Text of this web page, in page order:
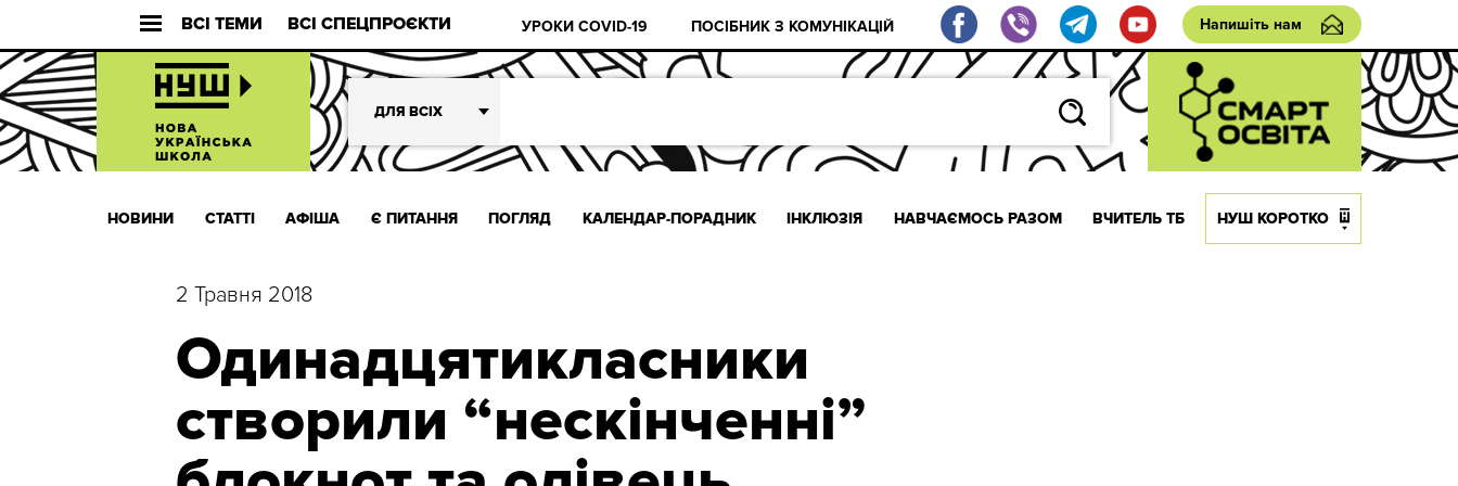
ВСІ ТЕМИ ВСІ СПЕЦПРОЄКТИ УРОКИ COVID-19 ПОСІБНИК З КОМУНІКАЦІЙ Напишіть нам
ДЛЯ ВСІХ
НОВИНИ СТАТТІ АФІША Є ПИТАННЯ ПОГЛЯД КАЛЕНДАР-ПОРАДНИК ІНКЛЮЗІЯ НАВЧАЄМОСЬ РАЗОМ ВЧИТЕЛЬ ТБ НУШ КОРОТКО
2 Травня 2018
Одинадцятикласники
створили “нескінченні”